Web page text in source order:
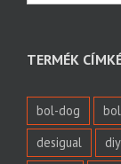
TERMÉK
bol-dog
desigual
diy